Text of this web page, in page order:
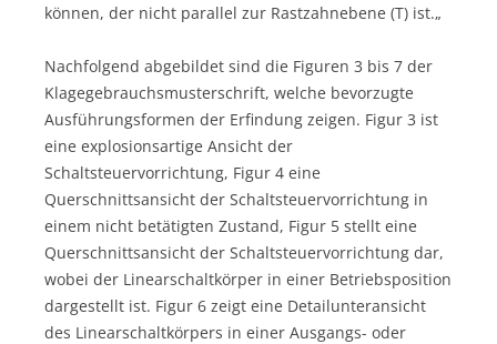
können, der nicht parallel zur Rastzahnebene (T) ist.„
Nachfolgend abgebildet sind die Figuren 3 bis 7 der
Klagegebrauchsmusterschrift, welche bevorzugte
Ausführungsformen der Erfindung zeigen. Figur 3 ist
eine explosionsartige Ansicht der
Schaltsteuervorrichtung, Figur 4 eine
Querschnittsansicht der Schaltsteuervorrichtung in
einem nicht betätigten Zustand, Figur 5 stellt eine
Querschnittsansicht der Schaltsteuervorrichtung dar,
wobei der Linearschaltkörper in einer Betriebsposition
dargestellt ist. Figur 6 zeigt eine Detailunteransicht
des Linearschaltkörpers in einer Ausgangs- oder